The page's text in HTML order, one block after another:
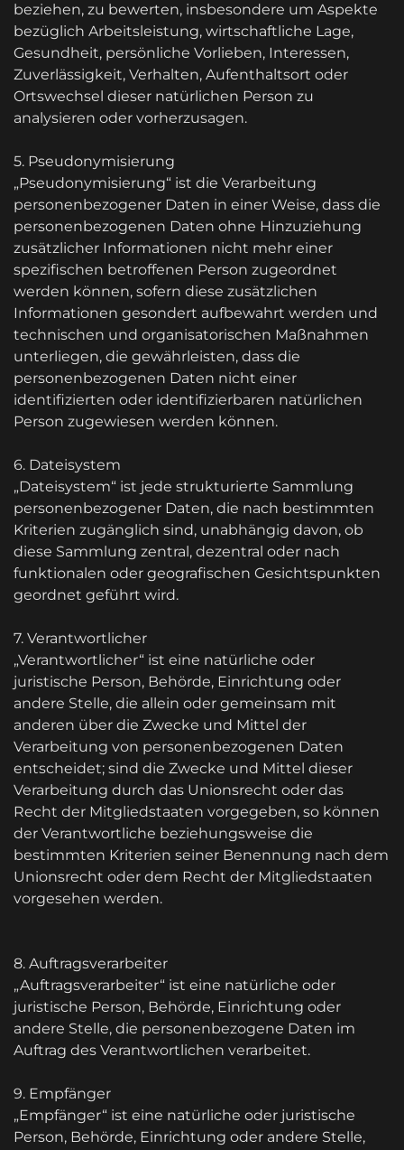
beziehen, zu bewerten, insbesondere um Aspekte
bezüglich Arbeitsleistung, wirtschaftliche Lage,
Gesundheit, persönliche Vorlieben, Interessen,
Zuverlässigkeit, Verhalten, Aufenthaltsort oder
Ortswechsel dieser natürlichen Person zu
analysieren oder vorherzusagen.
5. Pseudonymisierung
„Pseudonymisierung“ ist die Verarbeitung
personenbezogener Daten in einer Weise, dass die
personenbezogenen Daten ohne Hinzuziehung
zusätzlicher Informationen nicht mehr einer
spezifischen betroffenen Person zugeordnet
werden können, sofern diese zusätzlichen
Informationen gesondert aufbewahrt werden und
technischen und organisatorischen Maßnahmen
unterliegen, die gewährleisten, dass die
personenbezogenen Daten nicht einer
identifizierten oder identifizierbaren natürlichen
Person zugewiesen werden können.
6. Dateisystem
„Dateisystem“ ist jede strukturierte Sammlung
personenbezogener Daten, die nach bestimmten
Kriterien zugänglich sind, unabhängig davon, ob
diese Sammlung zentral, dezentral oder nach
funktionalen oder geografischen Gesichtspunkten
geordnet geführt wird.
7. Verantwortlicher
„Verantwortlicher“ ist eine natürliche oder
juristische Person, Behörde, Einrichtung oder
andere Stelle, die allein oder gemeinsam mit
anderen über die Zwecke und Mittel der
Verarbeitung von personenbezogenen Daten
entscheidet; sind die Zwecke und Mittel dieser
Verarbeitung durch das Unionsrecht oder das
Recht der Mitgliedstaaten vorgegeben, so können
der Verantwortliche beziehungsweise die
bestimmten Kriterien seiner Benennung nach dem
Unionsrecht oder dem Recht der Mitgliedstaaten
vorgesehen werden.
8. Auftragsverarbeiter
„Auftragsverarbeiter“ ist eine natürliche oder
juristische Person, Behörde, Einrichtung oder
andere Stelle, die personenbezogene Daten im
Auftrag des Verantwortlichen verarbeitet.
9. Empfänger
„Empfänger“ ist eine natürliche oder juristische
Person, Behörde, Einrichtung oder andere Stelle,